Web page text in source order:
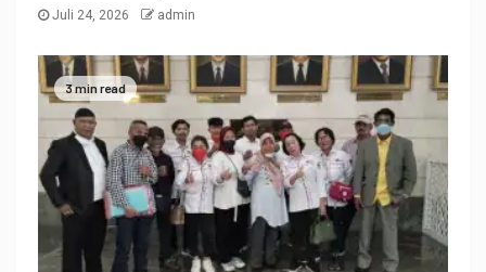
Juli 24, 2026 admin
3 min read